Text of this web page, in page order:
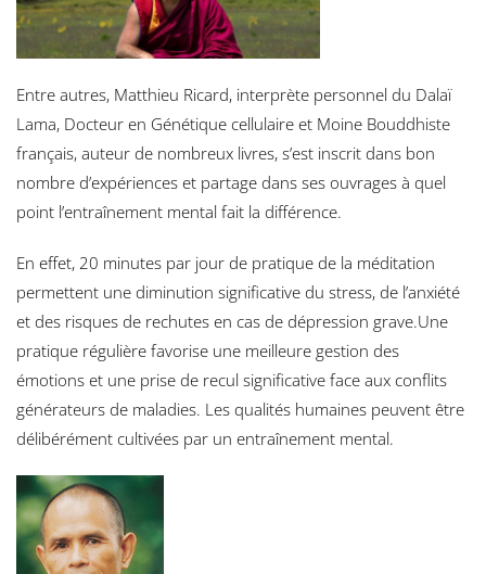
Entre autres, Matthieu Ricard, interprète personnel du Dalaï
Lama, Docteur en Génétique cellulaire et Moine Bouddhiste
français, auteur de nombreux livres, s’est inscrit dans bon
nombre d’expériences et partage dans ses ouvrages à quel
point l’entraînement mental fait la différence.
En effet, 20 minutes par jour de pratique de la méditation
permettent une diminution significative du stress, de l’anxiété
et des risques de rechutes en cas de dépression grave.Une
pratique régulière favorise une meilleure gestion des
émotions et une prise de recul significative face aux conflits
générateurs de maladies. Les qualités humaines peuvent être
délibérément cultivées par un entraînement mental.